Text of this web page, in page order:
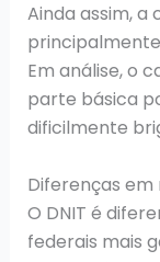
Ainda assim, a
Em análise, o
parte básica
dificilmente
Diferenças
O DNIT é
federais mais